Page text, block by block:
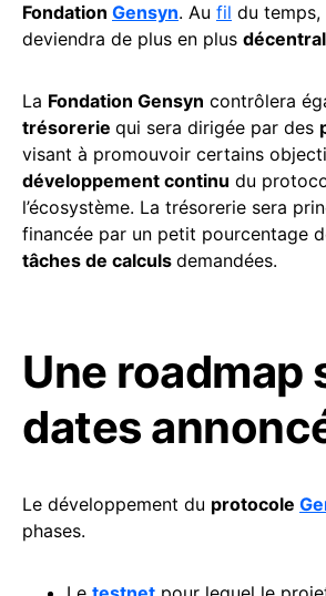
Fondation Gensyn. Au fil du
deviendra de plus en plus
La Fondation Gensyn contrôlera
trésorerie qui sera dirigée par des
visant à promouvoir certains
développement continu du
l’écosystème. La trésorerie sera
financée par un petit pourcentage
tâches de calculs demandées.
Une roadmap
dates
Le développement du protocole
phases.